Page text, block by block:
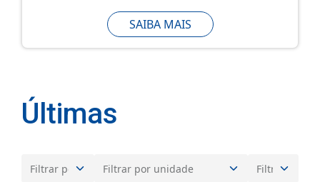
SAIBA MAIS
Últimas